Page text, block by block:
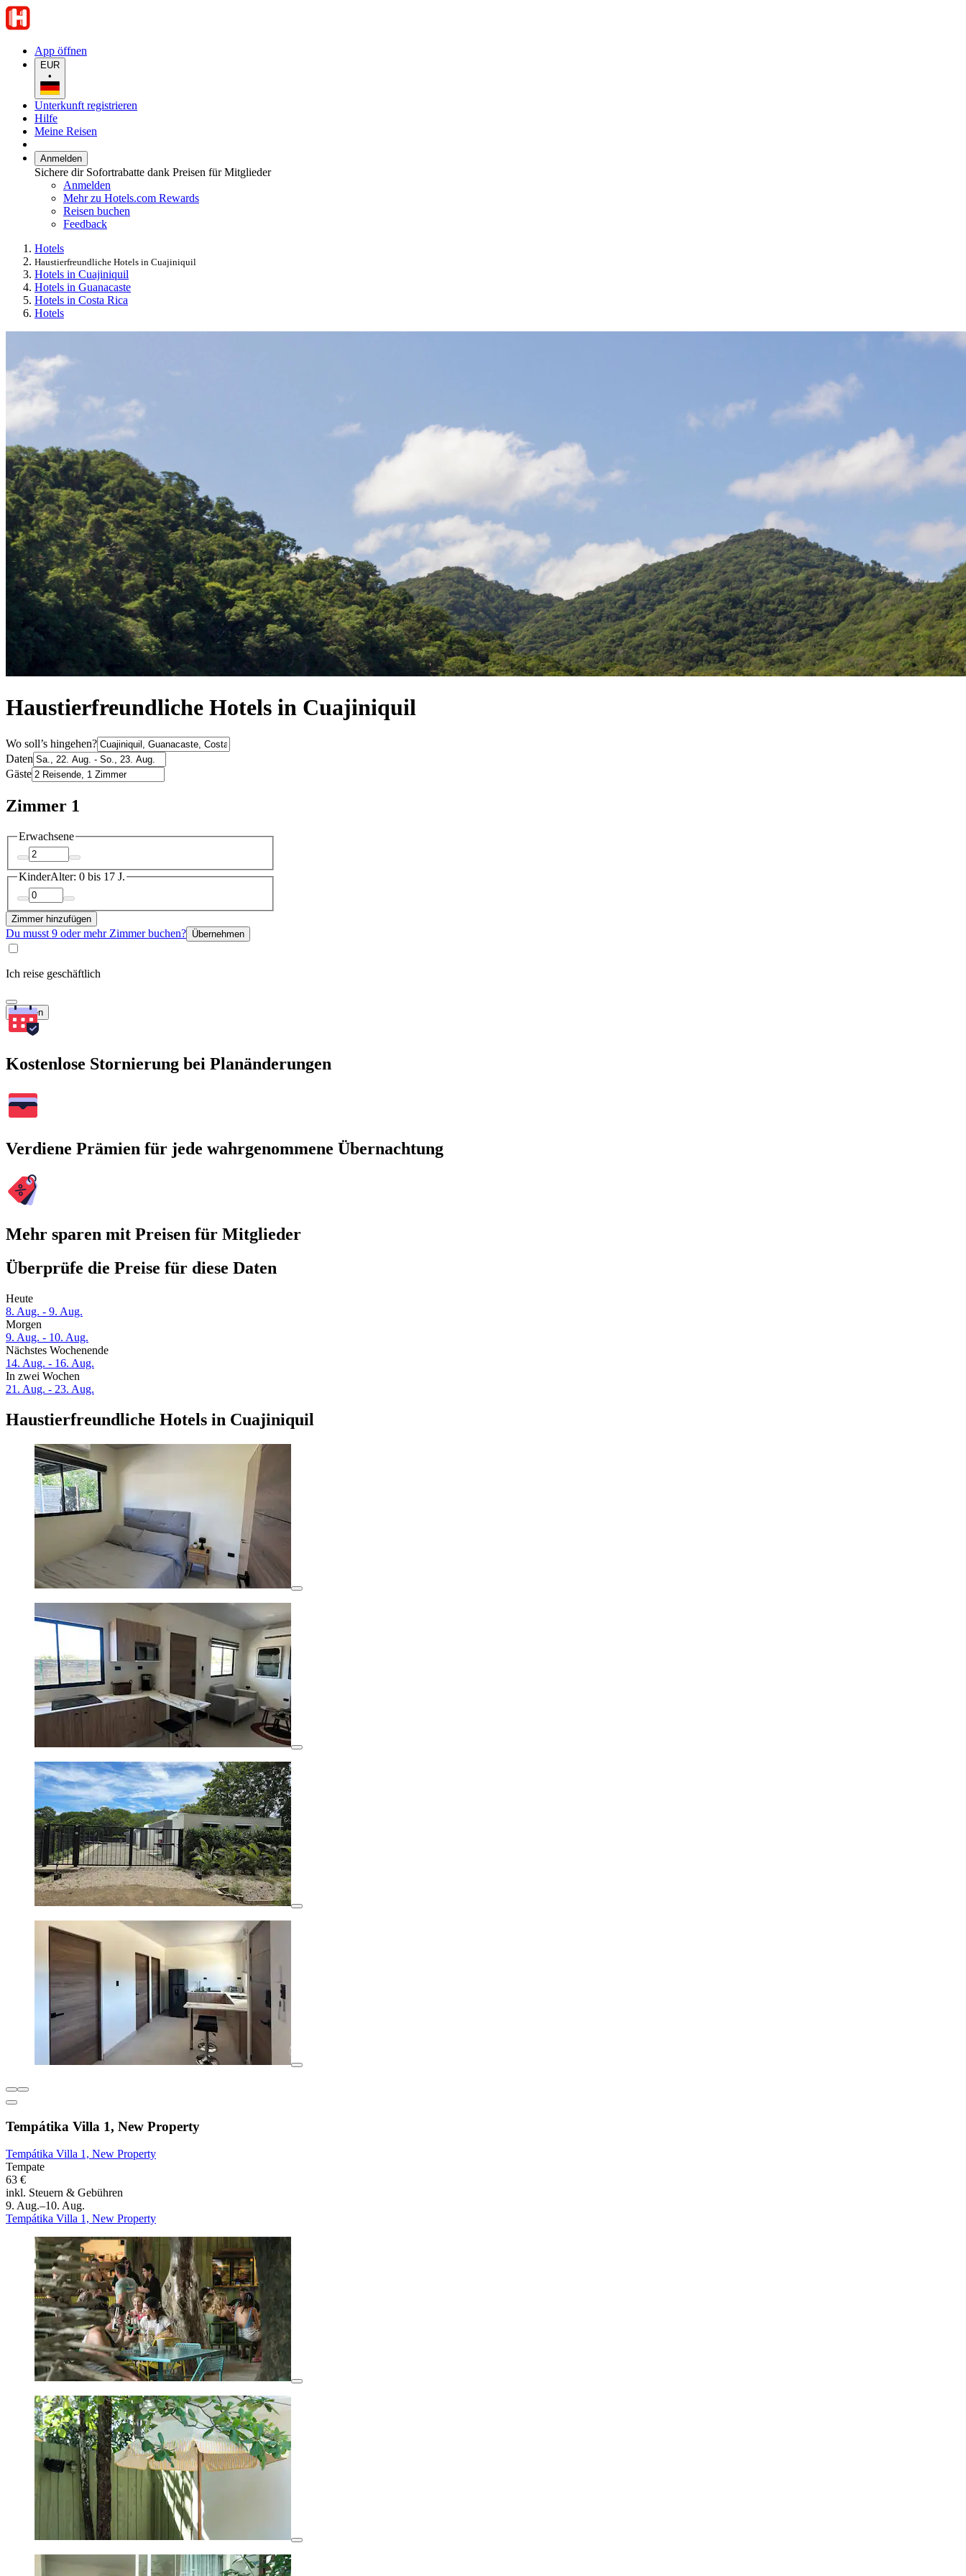
App öffnen
EUR
•
Unterkunft registrieren
Hilfe
Meine Reisen
Anmelden
Sichere dir Sofortrabatte dank Preisen für Mitglieder
Anmelden
Mehr zu Hotels.com Rewards
Reisen buchen
Feedback
Hotels
Haustierfreundliche Hotels in Cuajiniquil
Hotels in Cuajiniquil
Hotels in Guanacaste
Hotels in Costa Rica
Hotels
Haustierfreundliche Hotels in Cuajiniquil
Wo soll’s hingehen?
Daten
Gäste
Zimmer 1
Erwachsene
KinderAlter: 0 bis 17 J.
Zimmer hinzufügen
Du musst 9 oder mehr Zimmer buchen? Übernehmen
Ich reise geschäftlich
Suchen
Kostenlose Stornierung bei Planänderungen
Verdiene Prämien für jede wahrgenommene Übernachtung
Mehr sparen mit Preisen für Mitglieder
Überprüfe die Preise für diese Daten
Heute
8. Aug. - 9. Aug.
Morgen
9. Aug. - 10. Aug.
Nächstes Wochenende
14. Aug. - 16. Aug.
In zwei Wochen
21. Aug. - 23. Aug.
Haustierfreundliche Hotels in Cuajiniquil
Tempátika Villa 1, New Property
Tempátika Villa 1, New Property
Tempate
63 €
inkl. Steuern & Gebühren
9. Aug.–10. Aug.
Tempátika Villa 1, New Property